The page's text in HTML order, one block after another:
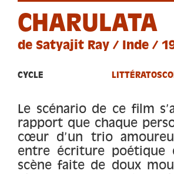
CHARULATA
de Satyajit Ray / Inde /
CYCLE
Le scénario de ce film
rapport que chaque
cœur d’un trio
entre écriture poétique
scène faite de doux